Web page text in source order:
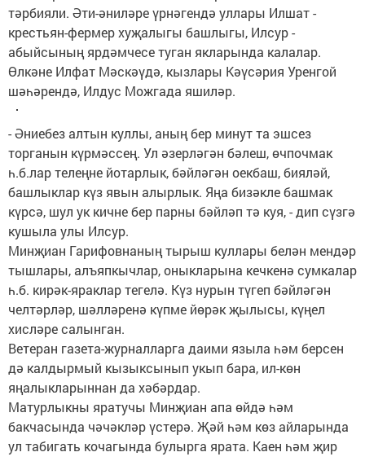
тәрбияли. Әти-әниләре үрнәгендә уллары Илшат -
крестьян-фермер хуҗалыгы башлыгы, Илсур -
абыйсының ярдәмчесе туган якларында калалар.
Өлкәне Илфат Мәскәүдә, кызлары Кәүсәрия Уренгой
шәһәрендә, Илдус Можгада яшиләр.
- Әниебез алтын куллы, аның бер минут та эшсез
торганын күрмәссең. Ул әзерләгән бәлеш, өчпочмак
һ.б.лар телеңне йотарлык, бәйләгән оекбаш, бияләй,
башлыклар күз явын алырлык. Яңа бизәкле башмак
күрсә, шул ук кичне бер парны бәйләп тә куя, - дип сүзгә
кушыла улы Илсур.
Минҗиан Гарифовнаның тырыш куллары белән мендәр
тышлары, алъяпкычлар, оныкларына кечкенә сумкалар
һ.б. кирәк-яраклар тегелә. Күз нурын түгеп бәйләгән
челтәрләр, шәлләренә күпме йөрәк җылысы, күңел
хисләре салынган.
Ветеран газета-журналларга даими языла һәм берсен
дә калдырмый кызыксынып укып бара, ил-көн
яңалыкларыннан да хәбәрдар.
Матурлыкны яратучы Минҗиан апа өйдә һәм
бакчасында чәчәкләр үстерә. Җәй һәм көз айларында
ул табигать кочагында булырга ярата. Каен һәм җир